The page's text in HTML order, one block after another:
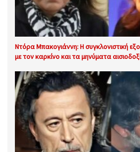
Ντόρα Μπακογιάννη: Η συγκλονιστική
με τον καρκίνο και τα μηνύματα